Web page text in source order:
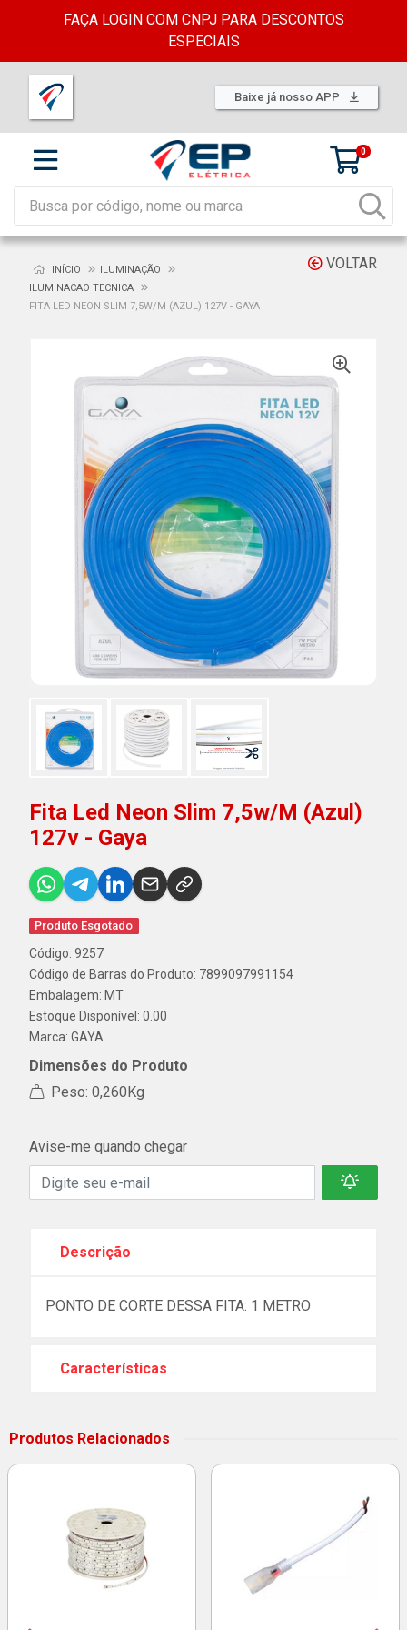
FAÇA LOGIN COM CNPJ PARA DESCONTOS
ESPECIAIS
Baixe já nosso APP
0
VOLTAR
INÍCIO
ILUMINAÇÃO
ILUMINACAO TECNICA
FITA LED NEON SLIM 7,5W/M (AZUL) 127V - GAYA
Fita Led Neon Slim 7,5w/M (Azul)
127v - Gaya
Produto Esgotado
Código: 9257
Código de Barras do Produto: 7899097991154
Embalagem: MT
Estoque Disponível: 0.00
Marca: GAYA
Dimensões do Produto
Peso: 0,260Kg
Avise-me quando chegar
Descrição
PONTO DE CORTE DESSA FITA: 1 METRO
Características
Produtos Relacionados